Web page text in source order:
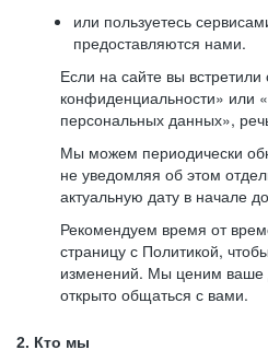
или пользуетесь
предоставляются нами.
Если на сайте вы встретили
конфиденциальности» или
персональных данных»,
Мы можем периодически
не уведомляя об этом
актуальную дату в начале
Рекомендуем время от
страницу с Политикой,
изменений. Мы ценим ваше
открыто общаться с вами.
2. Кто мы